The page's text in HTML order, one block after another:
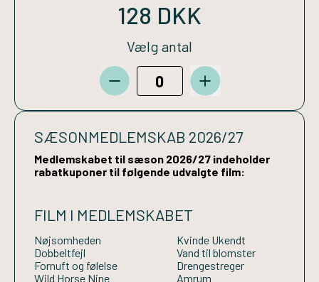
128 DKK
Vælg antal
SÆSONMEDLEMSKAB 2026/27
Medlemskabet til sæson 2026/27 indeholder
rabatkuponer til følgende udvalgte film:
FILM I MEDLEMSKABET
Nøjsomheden
Dobbeltfejl
Fornuft og følelse
Wild Horse Nine
Kvinde Ukendt
Vand til blomster
Drengestreger
Amrum